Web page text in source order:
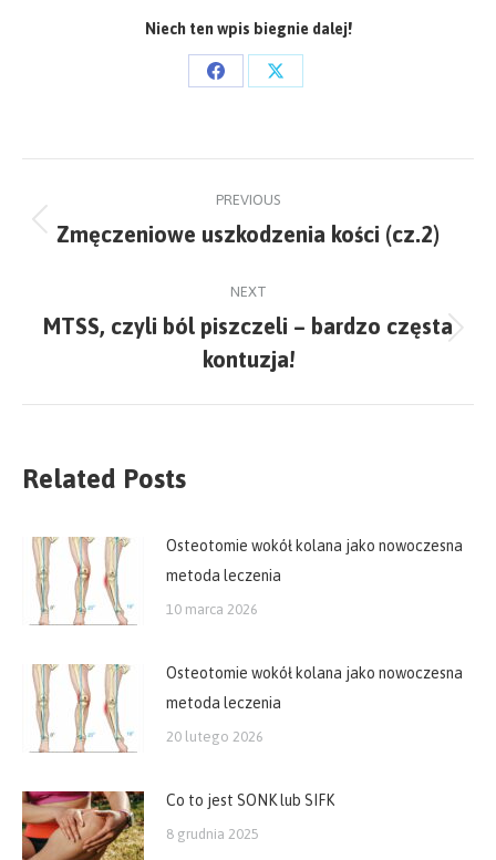
Niech ten wpis biegnie dalej!
Share
Share
navigation
PREVIOUS
Previous
Zmęczeniowe uszkodzenia kości (cz.2)
NEXT
post:
MTSS, czyli ból piszczeli – bardzo częsta
kontuzja!
Related Posts
Osteotomie wokół kolana jako nowoczesna
metoda leczenia
10 marca 2026
Osteotomie wokół kolana jako nowoczesna
metoda leczenia
20 lutego 2026
Co to jest SONK lub SIFK
8 grudnia 2025